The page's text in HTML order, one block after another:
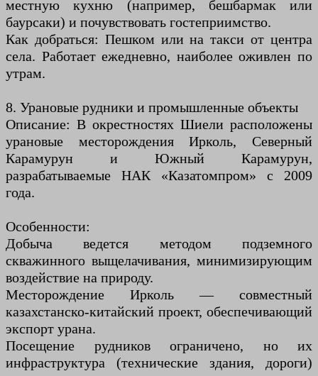
местную кухню (например, бешбармак или
баурсаки) и почувствовать гостеприимство.
Как добраться: Пешком или на такси от центра
села. Работает ежедневно, наиболее оживлен по
утрам.
8. Урановые рудники и промышленные объекты
Описание: В окрестностях Шиели расположены
урановые месторождения Ирколь, Северный
Карамурун и Южный Карамурун,
разрабатываемые НАК «Казатомпром» с 2009
года.
Особенности:
Добыча ведется методом подземного
скважинного выщелачивания, минимизирующим
воздействие на природу.
Месторождение Ирколь — совместный
казахстанско-китайский проект, обеспечивающий
экспорт урана.
Посещение рудников ограничено, но их
инфраструктура (технические здания, дороги)